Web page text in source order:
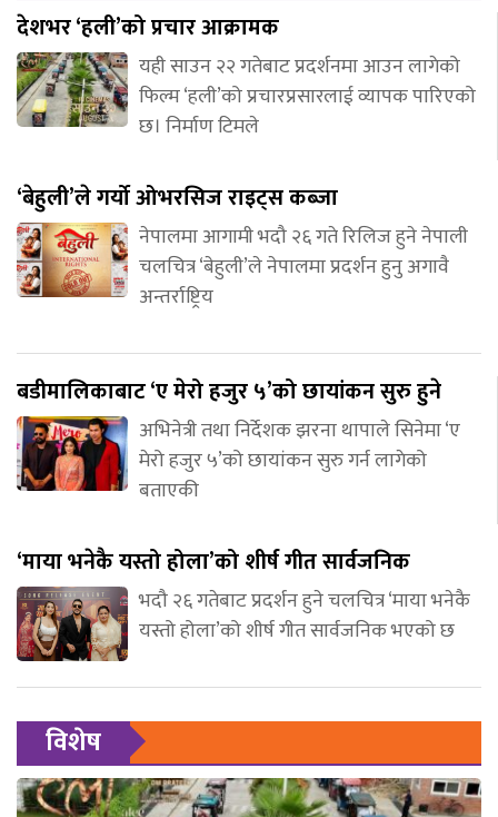
देशभर ‘हली’को प्रचार आक्रामक
यही साउन २२ गतेबाट प्रदर्शनमा आउन लागेको
फिल्म ‘हली’को प्रचारप्रसारलाई व्यापक पारिएको
छ। निर्माण टिमले
‘बेहुली’ले गर्यो ओभरसिज राइट्स कब्जा
नेपालमा आगामी भदौ २६ गते रिलिज हुने नेपाली
चलचित्र ‘बेहुली’ले नेपालमा प्रदर्शन हुनु अगावै
अन्तर्राष्ट्रिय
बडीमालिकाबाट ‘ए मेरो हजुर ५’को छायांकन सुरु हुने
अभिनेत्री तथा निर्देशक झरना थापाले सिनेमा ‘ए
मेरो हजुर ५’को छायांकन सुरु गर्न लागेको
बताएकी
‘माया भनेकै यस्तो होला’को शीर्ष गीत सार्वजनिक
भदौ २६ गतेबाट प्रदर्शन हुने चलचित्र ‘माया भनेकै
यस्तो होला’को शीर्ष गीत सार्वजनिक भएको छ
विशेष